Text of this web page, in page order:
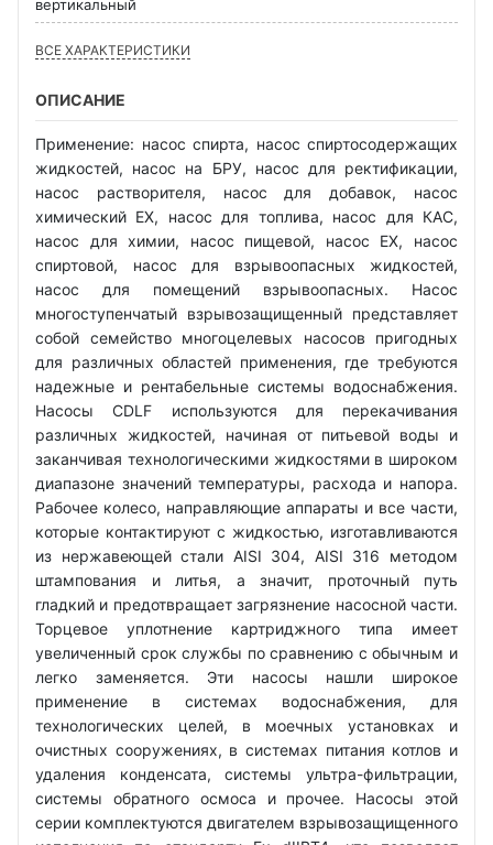
вертикальный
ВСЕ ХАРАКТЕРИСТИКИ
ОПИСАНИЕ
Применение: насос спирта, насос спиртосодержащих
жидкостей, насос на БРУ, насос для ректификации,
насос растворителя, насос для добавок, насос
химический EX, насос для топлива, насос для КАС,
насос для химии, насос пищевой, насос EX, насос
спиртовой, насос для взрывоопасных жидкостей,
насос для помещений взрывоопасных. Насос
многоступенчатый взрывозащищенный представляет
собой семейство многоцелевых насосов пригодных
для различных областей применения, где требуются
надежные и рентабельные системы водоснабжения.
Насосы CDLF используются для перекачивания
различных жидкостей, начиная от питьевой воды и
заканчивая технологическими жидкостями в широком
диапазоне значений температуры, расхода и напора.
Рабочее колесо, направляющие аппараты и все части,
которые контактируют с жидкостью, изготавливаются
из нержавеющей стали AISI 304, AISI 316 методом
штампования и литья, а значит, проточный путь
гладкий и предотвращает загрязнение насосной части.
Торцевое уплотнение картриджного типа имеет
увеличенный срок службы по сравнению с обычным и
легко заменяется. Эти насосы нашли широкое
применение в системах водоснабжения, для
технологических целей, в моечных установках и
очистных сооружениях, в системах питания котлов и
удаления конденсата, системы ультра-фильтрации,
системы обратного осмоса и прочее. Насосы этой
серии комплектуются двигателем взрывозащищенного